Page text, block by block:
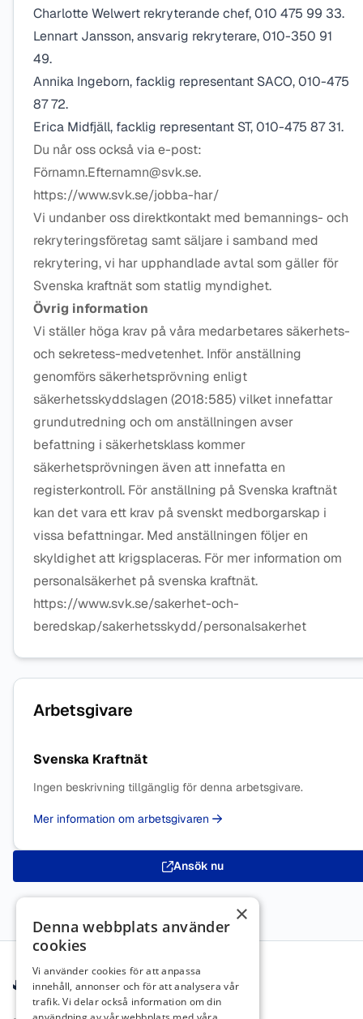
Charlotte Welwert rekryterande chef, 010 475 99 33.
Lennart Jansson, ansvarig rekryterare, 010-350 91
49.
Annika Ingeborn, facklig representant SACO, 010-475
87 72.
Erica Midfjäll, facklig representant ST, 010-475 87 31.
Du når oss också via e-post:
Förnamn.Efternamn@svk.se.
https://www.svk.se/jobba-har/
Vi undanber oss direktkontakt med bemannings- och
rekryteringsföretag samt säljare i samband med
rekrytering, vi har upphandlade avtal som gäller för
Svenska kraftnät som statlig myndighet.
Övrig information
Vi ställer höga krav på våra medarbetares säkerhets-
och sekretess-medvetenhet. Inför anställning
genomförs säkerhetsprövning enligt
säkerhetsskyddslagen (2018:585) vilket innefattar
grundutredning och om anställningen avser
befattning i säkerhetsklass kommer
säkerhetsprövningen även att innefatta en
registerkontroll. För anställning på Svenska kraftnät
kan det vara ett krav på svenskt medborgarskap i
vissa befattningar. Med anställningen följer en
skyldighet att krigsplaceras. För mer information om
personalsäkerhet på svenska kraftnät.
https://www.svk.se/sakerhet-och-
beredskap/sakerhetsskydd/personalsakerhet
Arbetsgivare
Svenska Kraftnät
Ingen beskrivning tillgänglig för denna arbetsgivare.
Mer information om arbetsgivaren
Ansök nu
Sidfot
×
Denna webbplats använder
cookies
Vi använder cookies för att anpassa
innehåll, annonser och för att analysera vår
trafik. Vi delar också information om din